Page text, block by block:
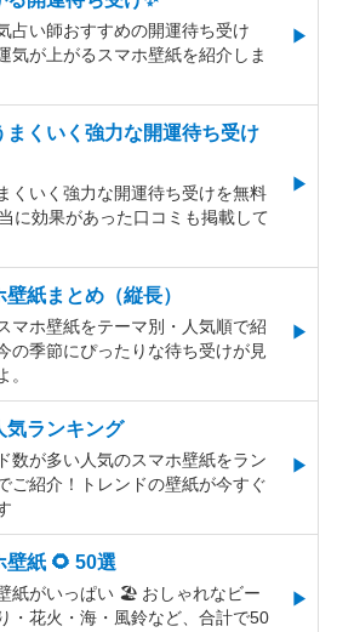
占い師おすすめの開運待ち受け
気が上がるスマホ壁紙を紹介しま
まくいく強力な開運待ち受け
くいく強力な開運待ち受けを無料
に効果があった口コミも掲載して
紙まとめ（縦長）
マホ壁紙をテーマ別・人気順で紹
の季節にぴったりな待ち受けが見
。
気ランキング
数が多い人気のスマホ壁紙をラン
ご紹介！トレンドの壁紙が今すぐ
壁紙 🌻 50選
紙がいっぱい 🏖 おしゃれなビー
・花火・海・風鈴など、合計で50